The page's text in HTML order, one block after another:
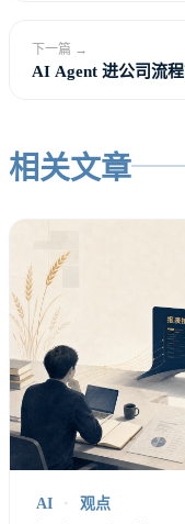
很多语义层项目失
一上来就想统一全
数据质量、数据目
闹。真正落地时，
业务还在群里问数
数据同学还在临时
指标平台里多了一
这时候再说“我们
下一篇 →
AI Agent 进公司流
相关文章
AI · 观点